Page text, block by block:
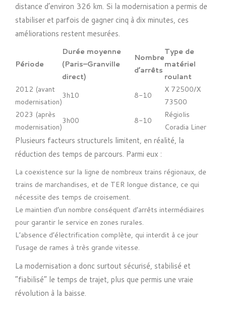
distance d’environ 326 km. Si la modernisation a permis de
stabiliser et parfois de gagner cinq à dix minutes, ces
améliorations restent mesurées.
Période
Durée moyenne
(Paris–Granville
direct)
Nombre
d’arrêts
Type de
matériel
roulant
2012 (avant
modernisation)
3h10 8-10
X 72500/X
73500
2023 (après
modernisation)
3h00 8-10
Régiolis
Coradia Liner
Plusieurs facteurs structurels limitent, en réalité, la
réduction des temps de parcours. Parmi eux :
La coexistence sur la ligne de nombreux trains régionaux, de
trains de marchandises, et de TER longue distance, ce qui
nécessite des temps de croisement.
Le maintien d’un nombre conséquent d’arrêts intermédiaires
pour garantir le service en zones rurales.
L’absence d’électrification complète, qui interdit à ce jour
l’usage de rames à très grande vitesse.
La modernisation a donc surtout sécurisé, stabilisé et
“fiabilisé” le temps de trajet, plus que permis une vraie
révolution à la baisse.